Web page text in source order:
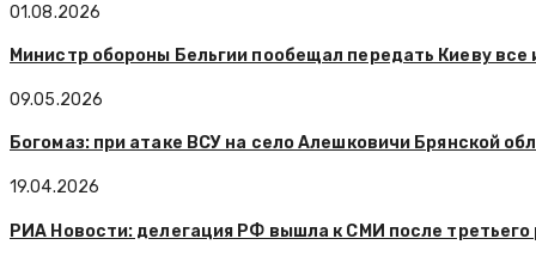
01.08.2026
Министр обороны Бельгии пообещал передать Киеву все
09.05.2026
Богомаз: при атаке ВСУ на село Алешковичи Брянской
19.04.2026
РИА Новости: делегация РФ вышла к СМИ после третьего